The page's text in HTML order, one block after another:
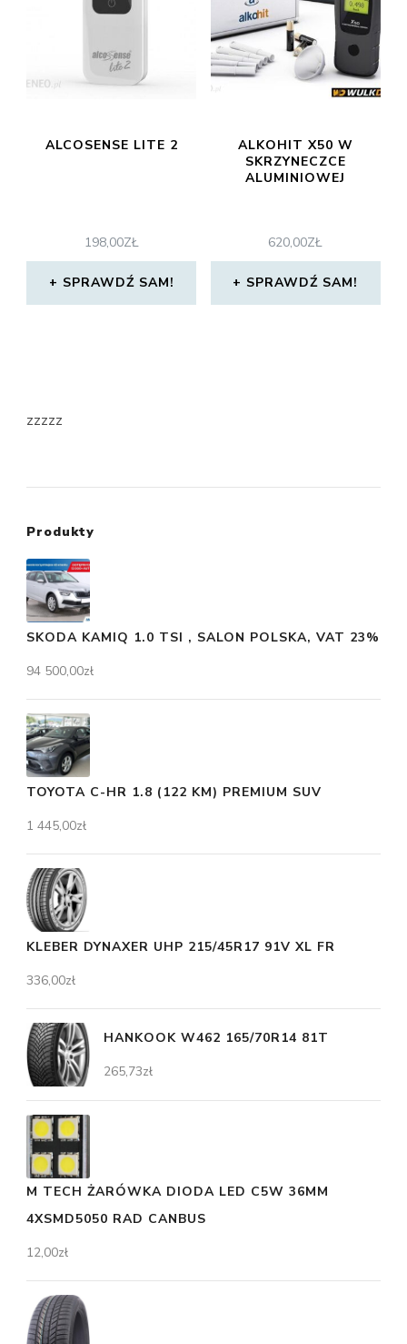
ALCOSENSE LITE 2
198,00ZŁ
SPRAWDŹ SAM!
ALKOHIT X50 W
SKRZYNECZCE
ALUMINIOWEJ
620,00ZŁ
SPRAWDŹ SAM!
zzzzz
Produkty
SKODA KAMIQ 1.0 TSI , SALON POLSKA, VAT 23%
94 500,00zł
TOYOTA C-HR 1.8 (122 KM) PREMIUM SUV
1 445,00zł
KLEBER DYNAXER UHP 215/45R17 91V XL FR
336,00zł
HANKOOK W462 165/70R14 81T
265,73zł
M TECH ŻARÓWKA DIODA LED C5W 36MM
4XSMD5050 RAD CANBUS
12,00zł